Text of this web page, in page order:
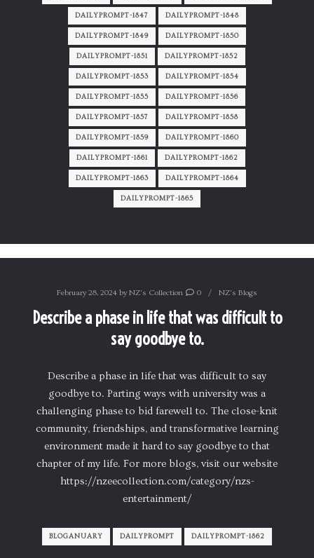
DAILYPROMPT-1847 DAILYPROMPT-1848
DAILYPROMPT-1849 DAILYPROMPT-1850
DAILYPROMPT-1851 DAILYPROMPT-1852
DAILYPROMPT-1853 DAILYPROMPT-1854
DAILYPROMPT-1855 DAILYPROMPT-1856
DAILYPROMPT-1857 DAILYPROMPT-1858
DAILYPROMPT-1859 DAILYPROMPT-1860
DAILYPROMPT-1861 DAILYPROMPT-1862
DAILYPROMPT-1863 DAILYPROMPT-1864
DAILYPROMPT-1865
February 28, 2024byNZ's Collection 0 NZ's Blogs
Describe a phase in life that was difficult to
say goodbye to.
Describe a phase in life that was difficult to say
goodbye to. Parting ways with university was a
challenging phase to bid farewell to. The close-knit
community, friendships, and transformative learning
environment made it hard to say goodbye to that
chapter of my life. For more blogs, visit our website
https://nzeecollection.com/category/nzs-
entertainment/
BLOGANUARY DAILYPROMPT DAILYPROMPT-1862